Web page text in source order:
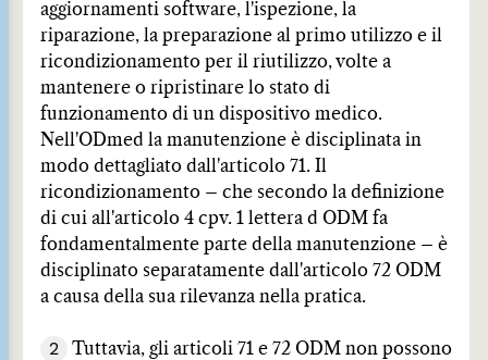
aggiornamenti software, l'ispezione, la
riparazione, la preparazione al primo utilizzo e il
ricondizionamento per il riutilizzo, volte a
mantenere o ripristinare lo stato di
funzionamento di un dispositivo medico.
Nell'ODmed la manutenzione è disciplinata in
modo dettagliato dall'articolo 71. Il
ricondizionamento – che secondo la definizione
di cui all'articolo 4 cpv. 1 lettera d ODM fa
fondamentalmente parte della manutenzione – è
disciplinato separatamente dall'articolo 72 ODM
a causa della sua rilevanza nella pratica.
2
Tuttavia, gli articoli 71 e 72 ODM non possono